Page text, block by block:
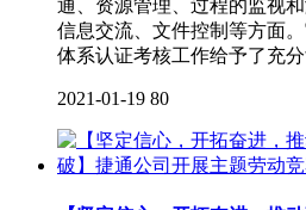
通、资源管理、过程的监视
信息交流、文件控制等方面
体系认证考核工作给予了充分
2021-01-19 80